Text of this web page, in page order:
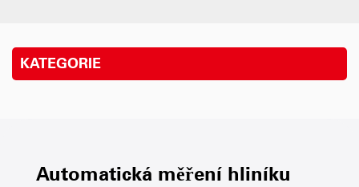
KATEGORIE
Automatická měření hliníku